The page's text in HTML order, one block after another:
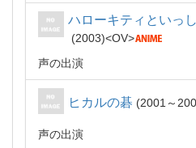
ハローキティといっ
2003
OV
声の出演
ヒカルの碁 2001～
声の出演